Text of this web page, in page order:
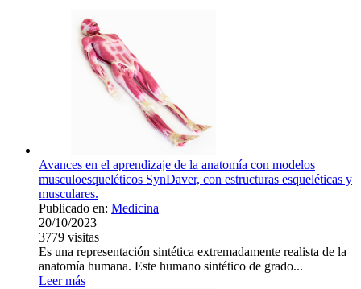
Avances en el aprendizaje de la anatomía con modelos
musculoesqueléticos SynDaver, con estructuras esqueléticas y
musculares.
Publicado en: Medicina
20/10/2023
3779 visitas
Es una representación sintética extremadamente realista de la
anatomía humana. Este humano sintético de grado...
Leer más